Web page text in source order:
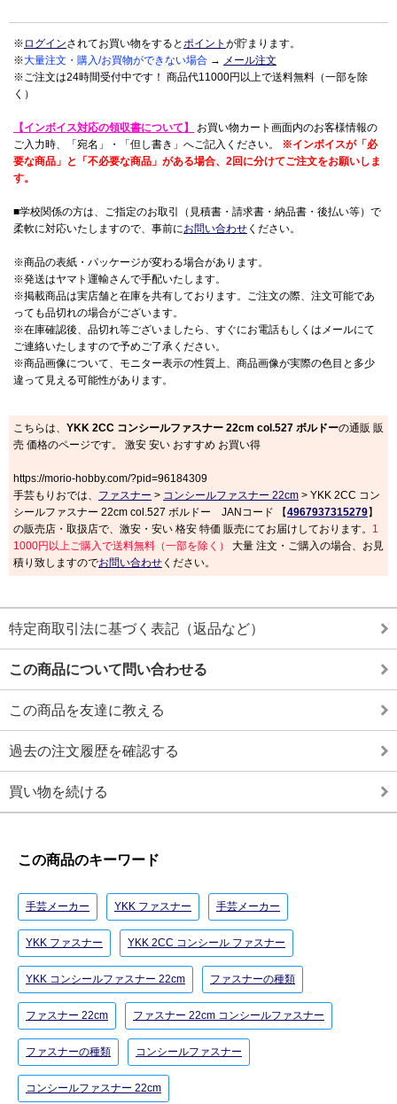
※ ログインされてお買い物をするとポイント が貯まります。
※大量注文・購入/お買物ができない場合 → メール注文
※ご注文は24時間受付中です！ 商品代11000円以上で送料無料（一部を除
く）
【インボイス対応の領収書について】
お買い物カート画面内のお客様情報の
ご入力時、「宛名」・「但し書き」へご記入ください。 ※インボイスが「必
要な商品」と「不必要な商品」がある場合、2回に分けてご注文をお願いしま
す。
■学校関係の方は、ご指定のお取引（見積書・請求書・納品書・後払い等）で
柔軟に対応いたしますので、事前にお問い合わせ ください。
※商品の表紙・パッケージが変わる場合があります。
※発送はヤマト運輸さんで手配いたします。
※掲載商品は実店舗と在庫を共有しております。ご注文の際、注文可能であ
っても品切れの場合がございます。
※在庫確認後、品切れ等ございましたら、すぐにお電話もしくはメールにて
ご連絡いたしますので予めご了承ください。
※商品画像について、モニター表示の性質上、商品画像が実際の色目と多少
違って見える可能性があります。
こちらは、 YKK 2CC コンシールファスナー 22cm col.527 ボルドーの通販 販
売 価格のページです。 激安 安い おすすめ お買い得
https://morio-hobby.com/?pid=96184309
手芸もりおでは、 ファスナー > コンシールファスナー 22cm > YKK 2CC コン
シールファスナー 22cm col.527 ボルドー JANコード 【4967937315279】
の販売店・取扱店で、激安・安い 格安 特価 販売にてお届けしております。 1
1000円以上ご購入で送料無料（一部を除く）
大量 注文・ご購入の場合、お見
積り致しますのでお問い合わせ ください。
特定商取引法に基づく表記（返品など）
この商品について問い合わせる
この商品を友達に教える
過去の注文履歴を確認する
買い物を続ける
この商品のキーワード
手芸メーカー YKK ファスナー 手芸メーカー
YKK ファスナー YKK 2CC コンシール ファスナー
YKK コンシールファスナー 22cm ファスナーの種類
ファスナー 22cm ファスナー 22cm コンシールファスナー
ファスナーの種類 コンシールファスナー
コンシールファスナー 22cm